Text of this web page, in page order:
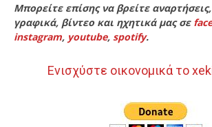
Μπορείτε επίσης να βρείτε
γραφικά, βίντεο και ηχητικά μας σε
instagram, youtube, spotify.
Ενισχύστε οικονομικά το